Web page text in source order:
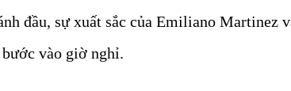
đầu, sự xuất sắc của Emiliano Martinez
vào giờ nghỉ.